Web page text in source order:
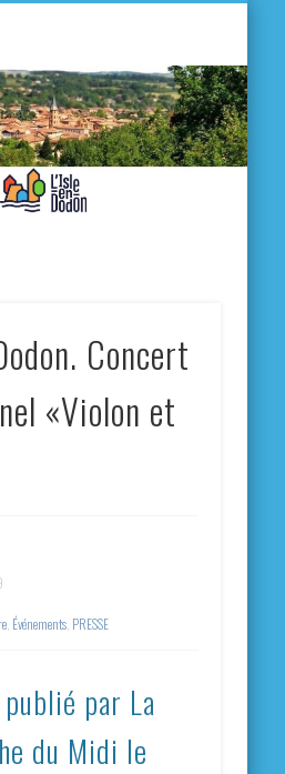
Concert
«Violon et
Événements PRESSE
par La
du Midi le